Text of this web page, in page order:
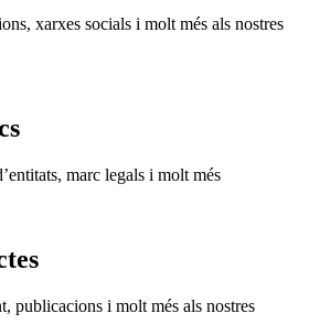
xarxes socials i molt més als nostres
marc legals i molt més
publicacions i molt més als nostres